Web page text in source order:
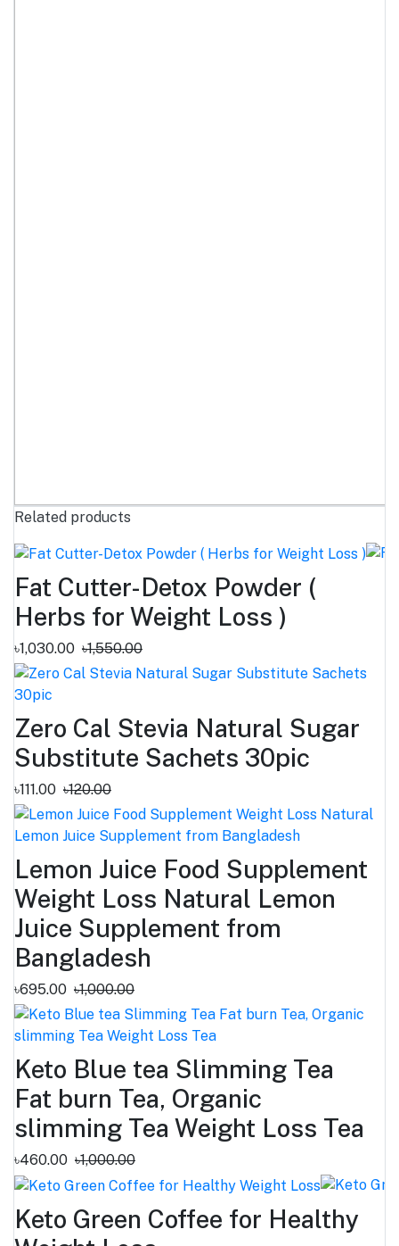
Related products
Fat Cutter-Detox Powder (
Herbs for Weight Loss )
৳1,030.00 ৳1,550.00
Zero Cal Stevia Natural Sugar
Substitute Sachets 30pic
৳111.00 ৳120.00
Lemon Juice Food Supplement
Weight Loss Natural Lemon
Juice Supplement from
Bangladesh
৳695.00 ৳1,000.00
Keto Blue tea Slimming Tea
Fat burn Tea, Organic
slimming Tea Weight Loss Tea
৳460.00 ৳1,000.00
Keto Green Coffee for Healthy